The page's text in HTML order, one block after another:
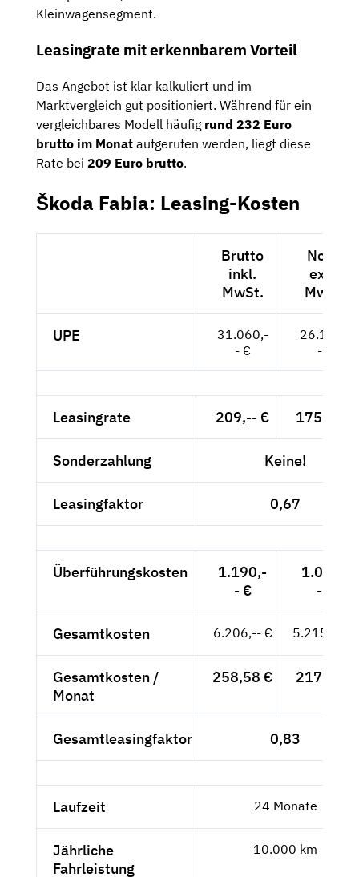
Kleinwagensegment.
Leasingrate mit erkennbarem Vorteil
Das Angebot ist klar kalkuliert und im
Marktvergleich gut positioniert. Während für ein
vergleichbares Modell häufig rund 232 Euro
brutto im Monat aufgerufen werden, liegt diese
Rate bei 209 Euro brutto.
Škoda Fabia: Leasing-Kosten
Brutto
inkl.
MwSt.
Netto
exkl.
MwSt.
UPE
31.060,-
- €
26.101,-
- €
Leasingrate 209,-- € 175,63 €
Sonderzahlung Keine!
Leasingfaktor 0,67
Überführungskosten
1.190,-
- €
1.000,-
- €
Gesamtkosten 6.206,-- € 5.215,13 €
Gesamtkosten /
Monat
258,58 € 217,30 €
Gesamtleasingfaktor 0,83
Laufzeit 24 Monate
Jährliche
Fahrleistung
10.000 km